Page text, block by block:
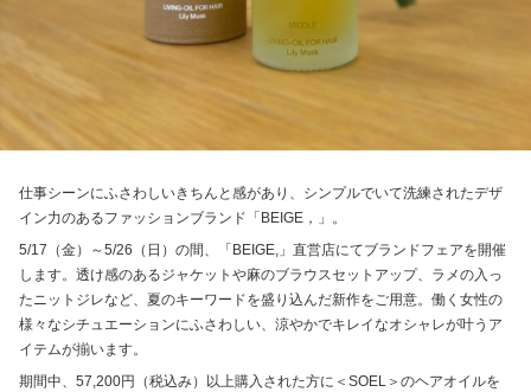
仕事シーンにふさわしいきちんと感があり、シンプルでいて洗練されたデザ
イン力のあるファッションブランド「BEIGE，」。
5/17（金）～5/26（日）の間、「BEIGE,」直営店にてブランドフェアを開催
します。透け感のあるジャケットや麻のブラウスセットアップ、ラメの入っ
たニットジレなど、夏のキーワードを盛り込んだ新作をご用意。働く女性の
様々なシチュエーションにふさわしい、涼やかでキレイなオシャレが叶うア
イテムが揃います。
期間中、57,200円（税込み）以上購入された方に＜SOEL＞のヘアオイルを